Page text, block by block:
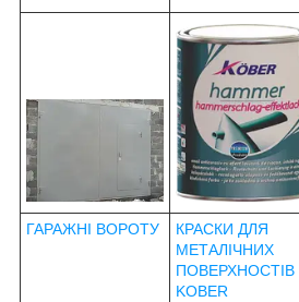
ГАРАЖНІ ВОРОТУ
КРАСКИ ДЛЯ
МЕТАЛІЧНИХ
ПОВЕРХНОСТІВ
KOBER